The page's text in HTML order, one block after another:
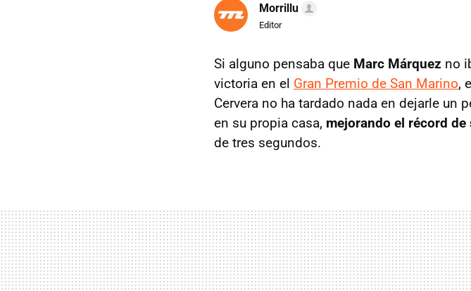
Morrillu
Editor
Si alguno pensaba que Marc Márquez no
victoria en el Gran Premio de San Marino,
Cervera no ha tardado nada en dejarle un
en su propia casa, mejorando el récord
de tres segundos.